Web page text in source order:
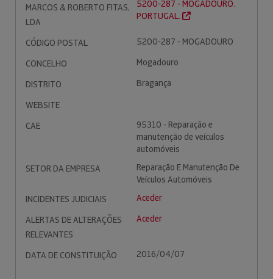
MARCOS & ROBERTO FITAS,
LDA
5200-287 - MOGADOURO.
PORTUGAL.
CÓDIGO POSTAL
5200-287 - MOGADOURO
CONCELHO
Mogadouro
DISTRITO
Bragança
WEBSITE
CAE
95310 - Reparação e
manutenção de veículos
automóveis
SETOR DA EMPRESA
Reparação E Manutenção De
Veículos Automóveis
INCIDENTES JUDICIAIS
Aceder
ALERTAS DE ALTERAÇÕES
RELEVANTES
Aceder
DATA DE CONSTITUIÇÃO 2016/04/07